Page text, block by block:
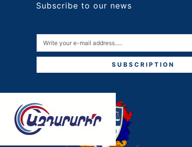
Subscribe to our news
SUBSCRIPTION